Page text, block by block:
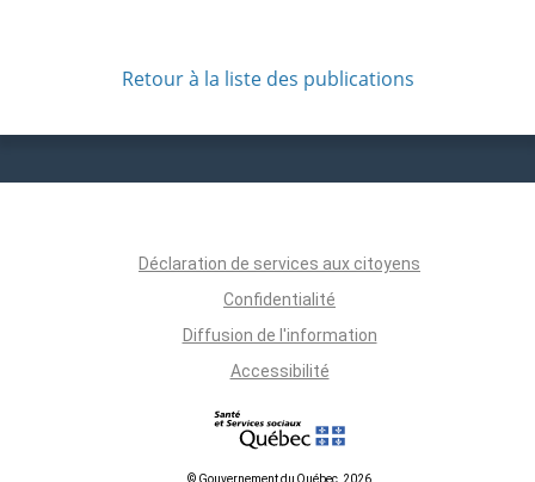
Retour à la liste des publications
Déclaration de services aux citoyens
Confidentialité
Diffusion de l'information
Accessibilité
© Gouvernement du Québec, 2026